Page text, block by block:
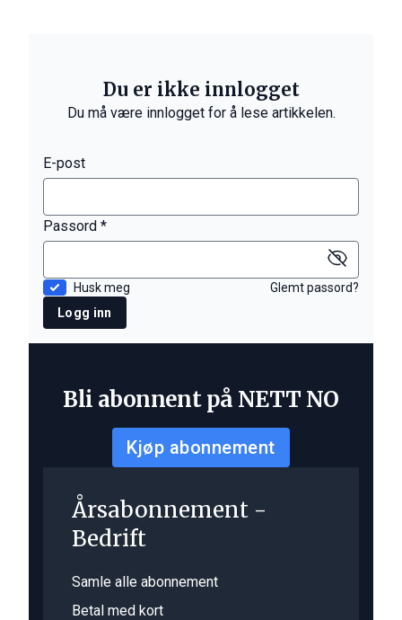
Du er ikke innlogget
Du må være innlogget for å lese artikkelen.
E-post
Passord *
Husk meg
Glemt passord?
Logg inn
Bli abonnent på NETT NO
Kjøp abonnement
Årsabonnement -
Bedrift
Samle alle abonnement
Betal med kort